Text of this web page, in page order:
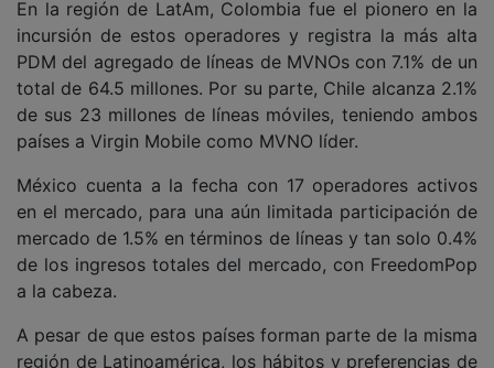
En la región de LatAm, Colombia fue el pionero en la
incursión de estos operadores y registra la más alta
PDM del agregado de líneas de MVNOs con 7.1% de un
total de 64.5 millones. Por su parte, Chile alcanza 2.1%
de sus 23 millones de líneas móviles, teniendo ambos
países a Virgin Mobile como MVNO líder.
México cuenta a la fecha con 17 operadores activos
en el mercado, para una aún limitada participación de
mercado de 1.5% en términos de líneas y tan solo 0.4%
de los ingresos totales del mercado, con FreedomPop
a la cabeza.
A pesar de que estos países forman parte de la misma
región de Latinoamérica, los hábitos y preferencias de